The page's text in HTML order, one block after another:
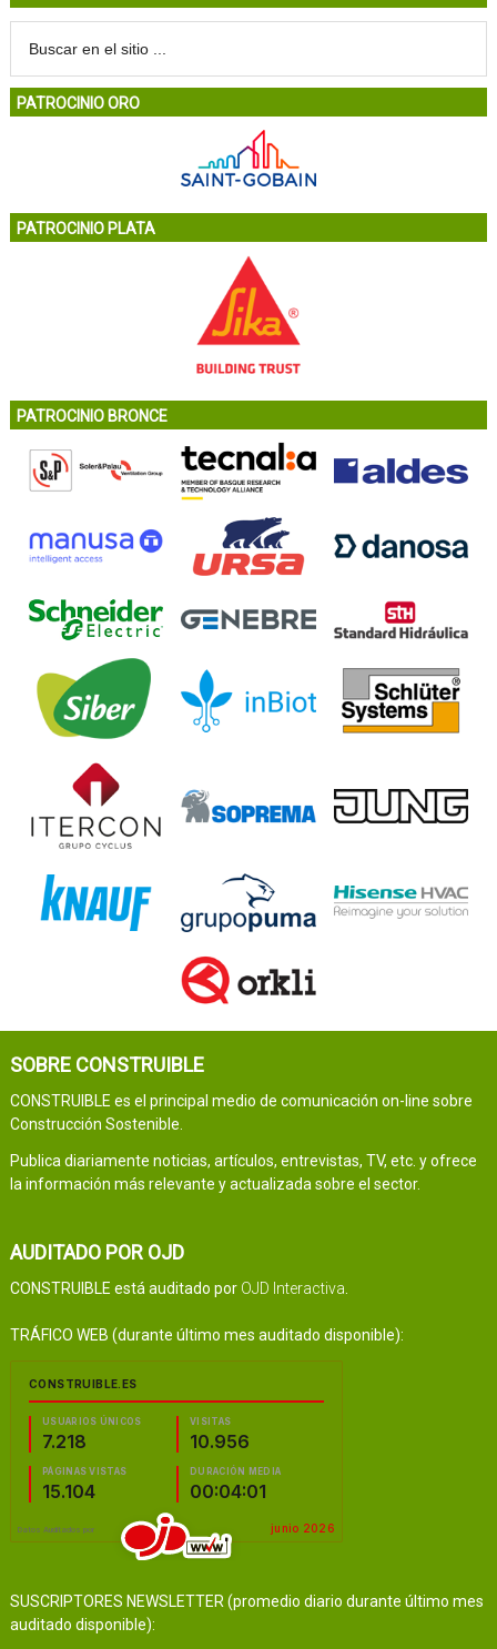
PATROCINIO ORO
PATROCINIO PLATA
PATROCINIO BRONCE
SOBRE CONSTRUIBLE
CONSTRUIBLE es el principal medio de comunicación on-line sobre
Construcción Sostenible.
Publica diariamente noticias, artículos, entrevistas, TV, etc. y ofrece
la información más relevante y actualizada sobre el sector.
AUDITADO POR OJD
CONSTRUIBLE está auditado por OJD Interactiva
TRÁFICO WEB (durante último mes auditado disponible):
SUSCRIPTORES NEWSLETTER (promedio diario durante último mes
auditado disponible):